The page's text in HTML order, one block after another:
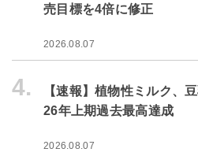
売目標を4倍に修正
2026.08.07
4.
【速報】植物性ミルク、
26年上期過去最高達成
2026.08.07